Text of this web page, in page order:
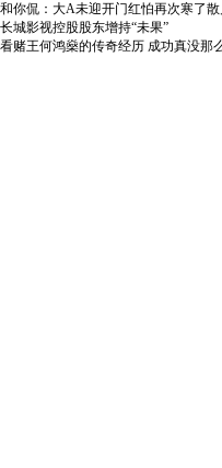
和你侃：大A未迎开门红怕再次寒了
长城影视控股股东增持“未果”
看赌王何鸿燊的传奇经历 成功真没那